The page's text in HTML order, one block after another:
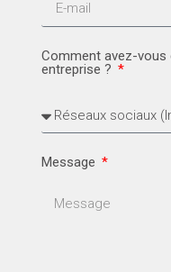
Comment avez-
entreprise ?
Message